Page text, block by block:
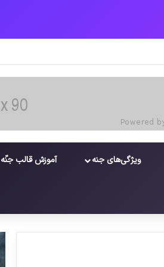
ویژگی‌های جنه آموزش قالب جنّه